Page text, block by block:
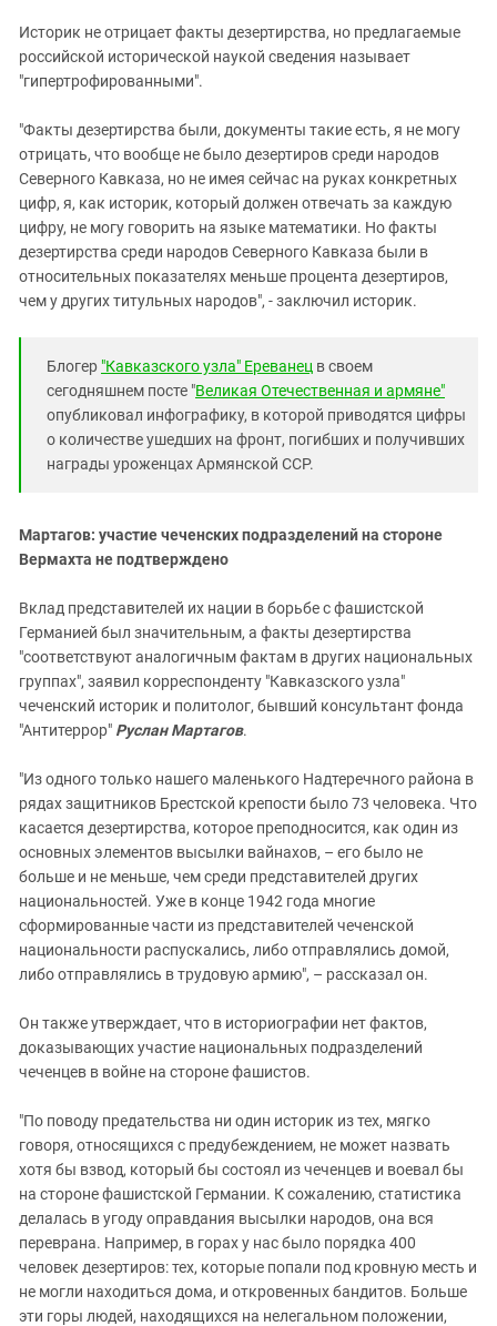
Историк не отрицает факты дезертирства, но предлагаемые
российской исторической наукой сведения называет
"гипертрофированными".
"Факты дезертирства были, документы такие есть, я не могу
отрицать, что вообще не было дезертиров среди народов
Северного Кавказа, но не имея сейчас на руках конкретных
цифр, я, как историк, который должен отвечать за каждую
цифру, не могу говорить на языке математики. Но факты
дезертирства среди народов Северного Кавказа были в
относительных показателях меньше процента дезертиров,
чем у других титульных народов", - заключил историк.
Блогер "Кавказского узла" Ереванец в своем
сегодняшнем посте "Великая Отечественная и армяне"
опубликовал инфографику, в которой приводятся цифры
о количестве ушедших на фронт, погибших и получивших
награды уроженцах Армянской ССР.
Мартагов: участие чеченских подразделений на стороне
Вермахта не подтверждено
Вклад представителей их нации в борьбе с фашистской
Германией был значительным, а факты дезертирства
"соответствуют аналогичным фактам в других национальных
группах", заявил корреспонденту "Кавказского узла"
чеченский историк и политолог, бывший консультант фонда
"Антитеррор" Руслан Мартагов.
"Из одного только нашего маленького Надтеречного района в
рядах защитников Брестской крепости было 73 человека. Что
касается дезертирства, которое преподносится, как один из
основных элементов высылки вайнахов, – его было не
больше и не меньше, чем среди представителей других
национальностей. Уже в конце 1942 года многие
сформированные части из представителей чеченской
национальности распускались, либо отправлялись домой,
либо отправлялись в трудовую армию", – рассказал он.
Он также утверждает, что в историографии нет фактов,
доказывающих участие национальных подразделений
чеченцев в войне на стороне фашистов.
"По поводу предательства ни один историк из тех, мягко
говоря, относящихся с предубеждением, не может назвать
хотя бы взвод, который бы состоял из чеченцев и воевал бы
на стороне фашистской Германии. К сожалению, статистика
делалась в угоду оправдания высылки народов, она вся
переврана. Например, в горах у нас было порядка 400
человек дезертиров: тех, которые попали под кровную месть и
не могли находиться дома, и откровенных бандитов. Больше
эти горы людей, находящихся на нелегальном положении,